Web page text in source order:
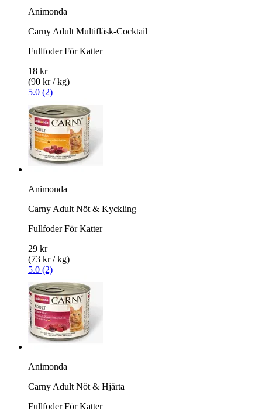
Animonda
Carny Adult Multifläsk-Cocktail
Fullfoder För Katter
18 kr
(90 kr / kg)
5.0 (2)
Animonda
Carny Adult Nöt & Kyckling
Fullfoder För Katter
29 kr
(73 kr / kg)
5.0 (2)
Animonda
Carny Adult Nöt & Hjärta
Fullfoder För Katter